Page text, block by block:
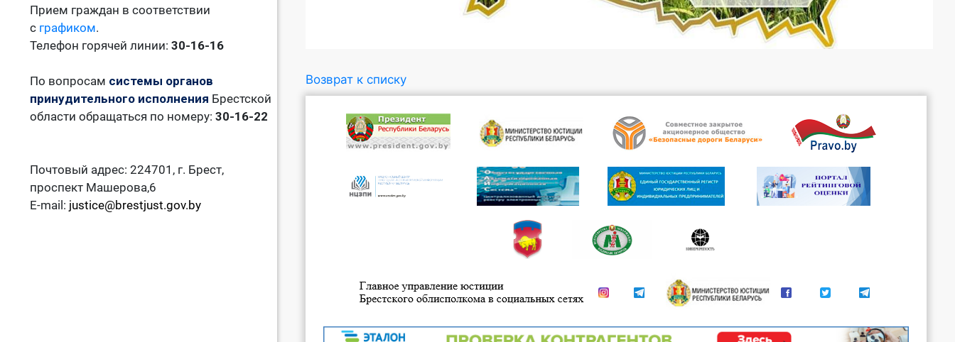
Прием граждан в соответствии
с графиком.
Телефон горячей линии: 30-16-16
По вопросам системы органов
принудительного исполнения Брестской
области обращаться по номеру: 30-16-22
Почтовый адрес: 224701, г. Брест,
проспект Машерова,6
E-mail: justice@brestjust.gov.by
Возврат к списку